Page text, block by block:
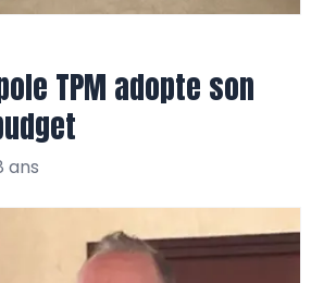
TPM adopte son
ans